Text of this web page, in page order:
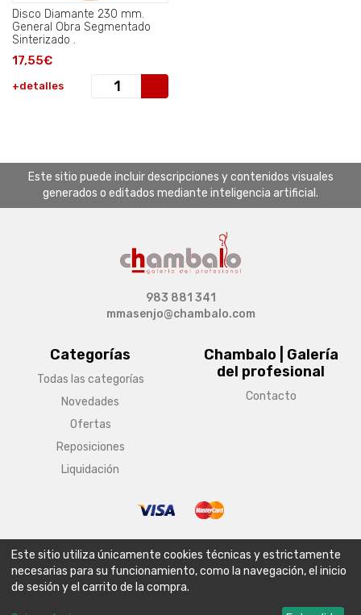
Disco Diamante 230 mm.
General Obra Segmentado
Sinterizado .
17,55€
+detalles
Este sitio puede incluir descripciones y contenidos visuales
generados o editados mediante inteligencia artificial.
Categorías
Todas las categorías
Novedades
Ofertas
Reposiciones
Liquidación
Chambalo | Galería
del profesional
Contacto
983 881 341
mmasenjo@chambalo.com
Aviso legal Condiciones generales de venta
Política de envío
Política de privacidad
Política de cookies
Este sitio utiliza únicamente cookies técnicas y estrictamente
necesarias para su funcionamiento, como la navegación, el inicio
de sesión y el carrito de la compra.